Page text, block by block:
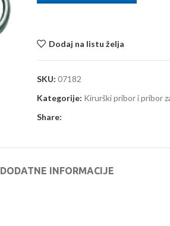
Dodaj na listu želja
SKU: 07182
Kategorije: Kirurški pribor i pribor
Share:
DODATNE INFORMACIJE